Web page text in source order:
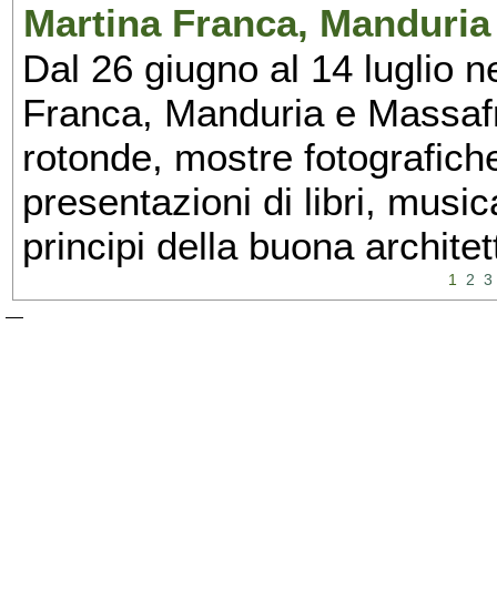
Martina Franca,
Dal 26 giugno al 14 luglio
Franca, Manduria e
rotonde, mostre
presentazioni di libri,
principi della buona
1 2 3